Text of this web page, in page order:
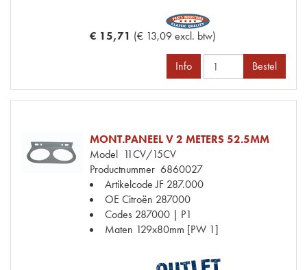
€ 15,71 (€ 13,09 excl. btw)
Info Bestel
MONT.PANEEL V 2 METERS 52.5MM
Model 11CV/15CV
Productnummer 6860027
Artikelcode JF 287.000
OE Citroën 287000
Codes 287000 | P1
Maten 129x80mm [PW 1]